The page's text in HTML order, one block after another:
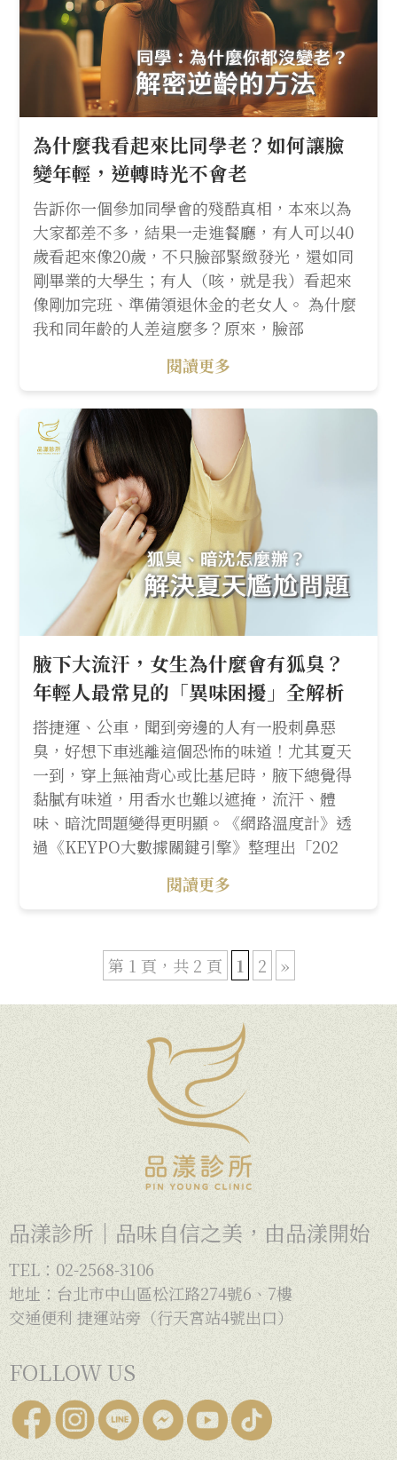
為什麼我看起來比同學老？如何讓臉
變年輕，逆轉時光不會老
告訴你一個參加同學會的殘酷真相，本來以為
大家都差不多，結果一走進餐廳，有人可以40
歲看起來像20歲，不只臉部緊緻發光，還如同
剛畢業的大學生；有人（咳，就是我）看起來
像剛加完班、準備領退休金的老女人。 為什麼
我和同年齡的人差這麼多？原來，臉部
閱讀更多
腋下大流汗，女生為什麼會有狐臭？
年輕人最常見的「異味困擾」全解析
搭捷運、公車，聞到旁邊的人有一股刺鼻惡
臭，好想下車逃離這個恐怖的味道！尤其夏天
一到，穿上無袖背心或比基尼時，腋下總覺得
黏膩有味道，用香水也難以遮掩，流汗、體
味、暗沈問題變得更明顯。《網路溫度計》透
過《KEYPO大數據關鍵引擎》整理出「202
閱讀更多
第 1 頁，共 2 頁 1 2 »
品漾診所｜品味自信之美，由品漾開始
TEL：02-2568-3106
地址：台北市中山區松江路274號6、7樓
交通便利 捷運站旁（行天宮站4號出口）
FOLLOW US